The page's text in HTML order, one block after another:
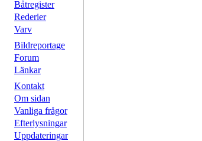
Båtregister
Rederier
Varv
Bildreportage
Forum
Länkar
Kontakt
Om sidan
Vanliga frågor
Efterlysningar
Uppdateringar